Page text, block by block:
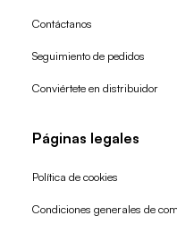
Contáctanos
Seguimiento de pedidos
Conviértete en distribuidor
Páginas legales
Política de cookies
Condiciones generales de